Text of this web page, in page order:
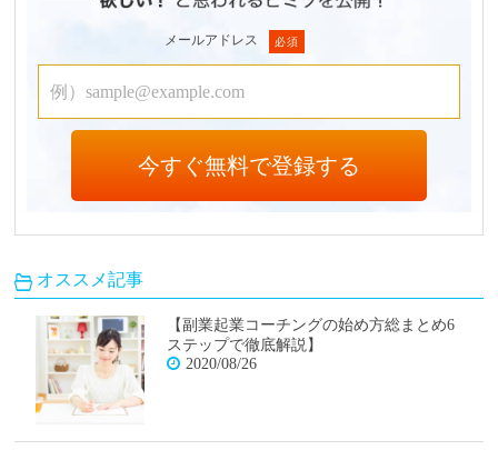
メールアドレス
オススメ記事
【副業起業コーチングの始め方総まとめ6
ステップで徹底解説】
2020/08/26